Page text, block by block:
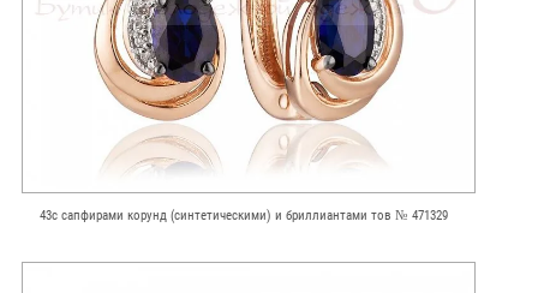
43с сапфирами корунд (синтетическими) и бриллиантами тов № 471329